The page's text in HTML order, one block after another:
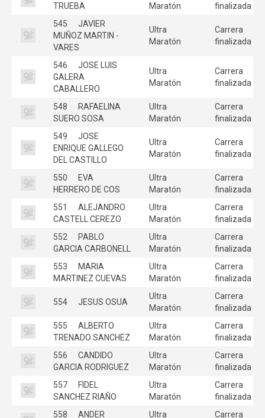
TRUEBA
Maratón
finalizada
545
JAVIER
MUÑOZ MARTIN -
VARES
Ultra
Maratón
Carrera
finalizada
546
JOSE LUIS
GALERA
CABALLERO
Ultra
Maratón
Carrera
finalizada
548
RAFAELINA
SUERO SOSA
Ultra
Maratón
Carrera
finalizada
549
JOSE
ENRIQUE GALLEGO
DEL CASTILLO
Ultra
Maratón
Carrera
finalizada
550
EVA
HERRERO DE COS
Ultra
Maratón
Carrera
finalizada
551
ALEJANDRO
CASTELL CEREZO
Ultra
Maratón
Carrera
finalizada
552
PABLO
GARCIA CARBONELL
Ultra
Maratón
Carrera
finalizada
553
MARIA
MARTINEZ CUEVAS
Ultra
Maratón
Carrera
finalizada
554 JESUS OSUA
Ultra
Maratón
Carrera
finalizada
555
ALBERTO
TRENADO SANCHEZ
Ultra
Maratón
Carrera
finalizada
556
CANDIDO
GARCIA RODRIGUEZ
Ultra
Maratón
Carrera
finalizada
557
FIDEL
SANCHEZ RIAÑO
Ultra
Maratón
Carrera
finalizada
558
ANDER Ultra Carrera